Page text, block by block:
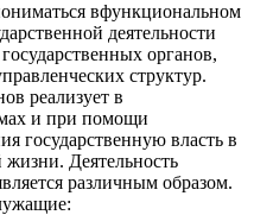
вфункциональ­ном
деятельности
органов,
структур.
реализует в
и при помощи
государственную власть в
Деятельность
различ­ным образом.